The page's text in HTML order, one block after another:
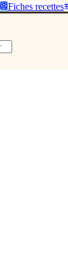
Fiches recettes